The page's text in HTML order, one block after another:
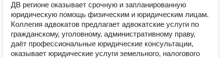
ДВ регионе оказывает срочную и запланированную
юридическую помощь физическим и юридическим лицам.
Коллегия адвокатов предлагает адвокатские услуги по
гражданскому, уголовному, административному праву,
даёт профессиональные юридические консультации,
оказывает юридические услуги земельного, налогового